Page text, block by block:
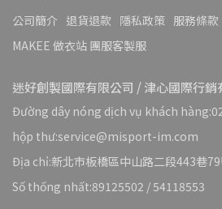
公司簡介 退貨退款 隱私政策 服務條款
MAKEE 做衣站 團服客製服
迷好創製國際有限公司 / 津心國際行銷
Đường dây nóng dịch vụ khách
hộp thư:service@misport-im.com
Địa chỉ:新北市板橋區中山路二段443巷
Số thống nhất:89125502 / 54118553